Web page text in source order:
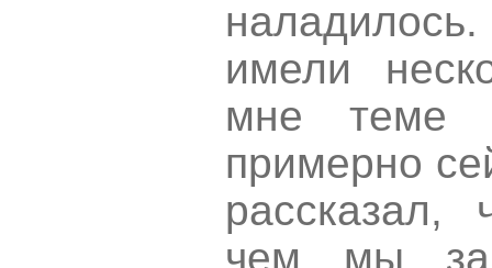
имели
мне теме
примерно
рассказал,
чем мы